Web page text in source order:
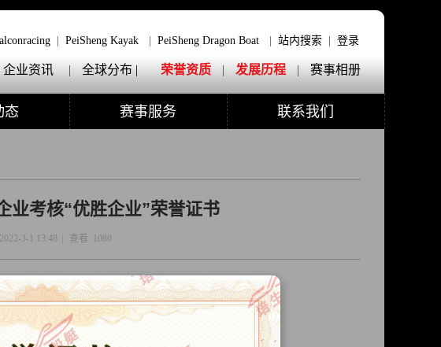
PeiSheng Kayak PeiSheng Dragon Boat 站内搜索 登录
企业资讯 | 全球分布 | 荣誉资质 | 发展历程 | 赛事相册
态 赛事服务 联系我们
业考核“优胜企业”荣誉证书
3-1 13:48 查看: 1080